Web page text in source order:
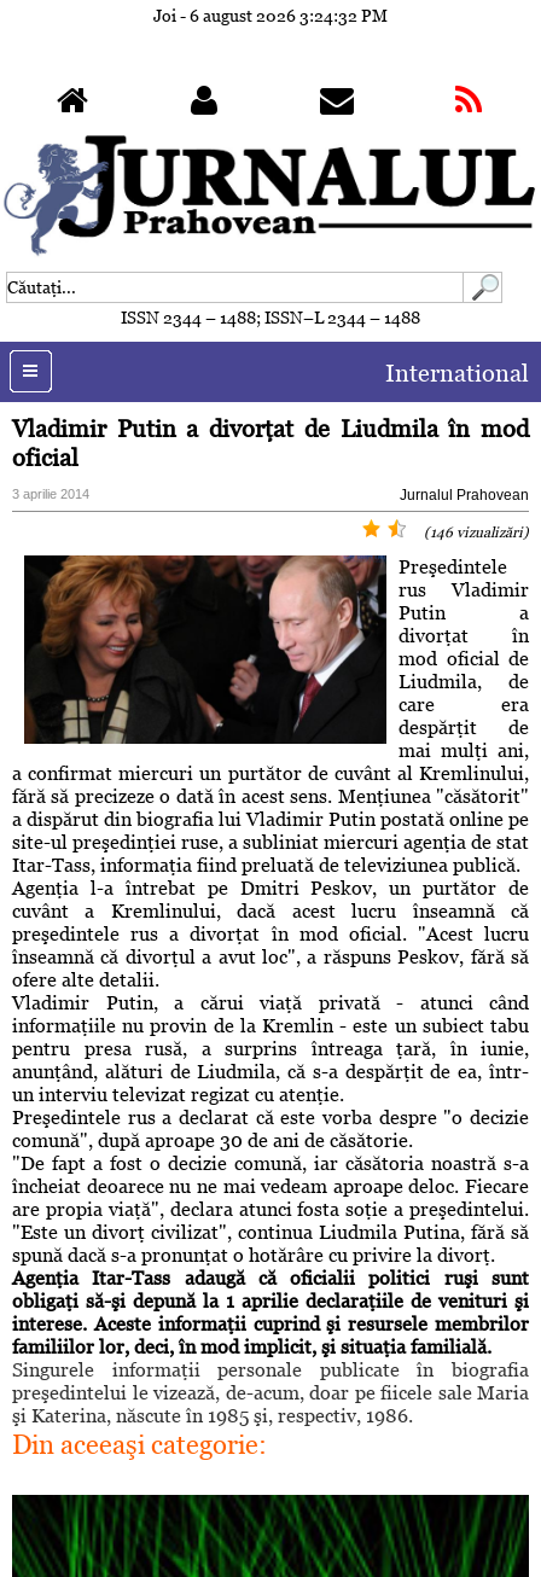
Joi - 6 august 20263:24:35 PM
ISSN 2344 – 1488; ISSN–L 2344 – 1488
International
Vladimir Putin a divorţat de Liudmila în mod
oficial
3 aprilie 2014 Jurnalul Prahovean
(146 vizualizări)
Preşedintele
rus Vladimir
Putin a
divorţat în
mod oficial de
Liudmila, de
care era
despărţit de
mai mulţi ani,
a confirmat miercuri un purtător de cuvânt al Kremlinului,
fără să precizeze o dată în acest sens. Menţiunea "căsătorit"
a dispărut din biografia lui Vladimir Putin postată online pe
site-ul preşedinţiei ruse, a subliniat miercuri agenţia de stat
Itar-Tass, informaţia fiind preluată de televiziunea publică.
Agenţia l-a întrebat pe Dmitri Peskov, un purtător de
cuvânt a Kremlinului, dacă acest lucru înseamnă că
preşedintele rus a divorţat în mod oficial. "Acest lucru
înseamnă că divorţul a avut loc", a răspuns Peskov, fără să
ofere alte detalii.
Vladimir Putin, a cărui viaţă privată - atunci când
informaţiile nu provin de la Kremlin - este un subiect tabu
pentru presa rusă, a surprins întreaga ţară, în iunie,
anunţând, alături de Liudmila, că s-a despărţit de ea, într-
un interviu televizat regizat cu atenţie.
Preşedintele rus a declarat că este vorba despre "o decizie
comună", după aproape 30 de ani de căsătorie.
"De fapt a fost o decizie comună, iar căsătoria noastră s-a
încheiat deoarece nu ne mai vedeam aproape deloc. Fiecare
are propia viaţă", declara atunci fosta soţie a preşedintelui.
"Este un divorţ civilizat", continua Liudmila Putina, fără să
spună dacă s-a pronunţat o hotărâre cu privire la divorţ.
Agenţia Itar-Tass adaugă că oficialii politici ruşi sunt
obligaţi să-şi depună la 1 aprilie declaraţiile de venituri şi
interese. Aceste informaţii cuprind şi resursele membrilor
familiilor lor, deci, în mod implicit, şi situaţia familială.
Singurele informaţii personale publicate în biografia
preşedintelui le vizează, de-acum, doar pe fiicele sale Maria
şi Katerina, născute în 1985 şi, respectiv, 1986.
Din aceeaşi categorie: